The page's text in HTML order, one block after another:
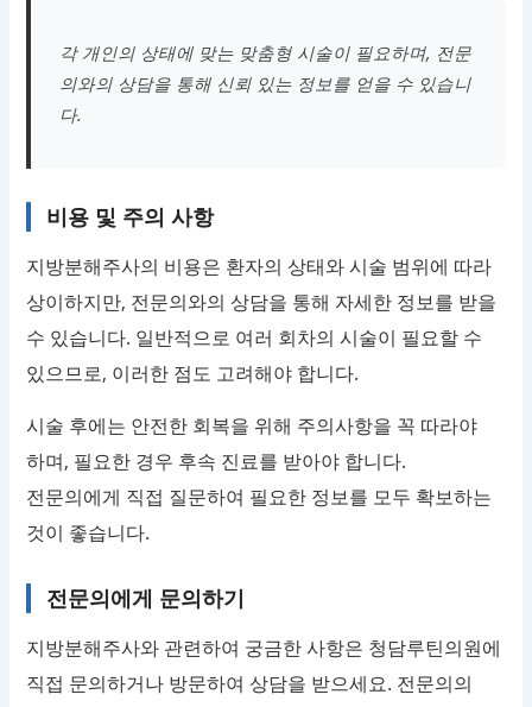
각 개인의 상태에 맞는 맞춤형 시술이 필요하며, 전문
의와의 상담을 통해 신뢰 있는 정보를 얻을 수 있습니
다.
비용 및 주의 사항
지방분해주사의 비용은 환자의 상태와 시술 범위에 따라
상이하지만, 전문의와의 상담을 통해 자세한 정보를 받을
수 있습니다. 일반적으로 여러 회차의 시술이 필요할 수
있으므로, 이러한 점도 고려해야 합니다.
시술 후에는 안전한 회복을 위해 주의사항을 꼭 따라야
하며, 필요한 경우 후속 진료를 받아야 합니다.
전문의에게 직접 질문하여 필요한 정보를 모두 확보하는
것이 좋습니다.
전문의에게 문의하기
지방분해주사와 관련하여 궁금한 사항은 청담루틴의원에
직접 문의하거나 방문하여 상담을 받으세요. 전문의의